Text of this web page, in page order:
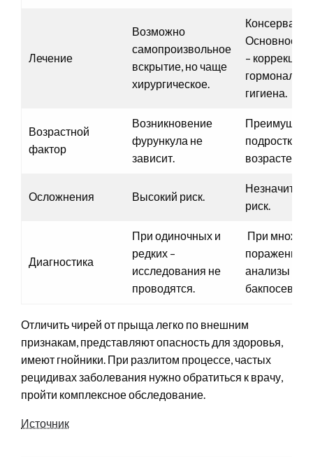
Лечение
Возможно
самопроизвольное
вскрытие, но чаще
хирургическое.
Основное
– коррекция
гигиена.
Возрастной
фактор
Возникновение
фурункула не
зависит.
возрасте.
Осложнения Высокий риск.
риск.
Диагностика
При одиночных и
редких –
исследования не
проводятся.
При
поражении
анализы
бакпосевы.
Отличить чирей от прыща легко по внешним
признакам, представляют опасность для здоровья,
имеют гнойники. При разлитом процессе, частых
рецидивах заболевания нужно обратиться к врачу,
пройти комплексное обследование.
Источник